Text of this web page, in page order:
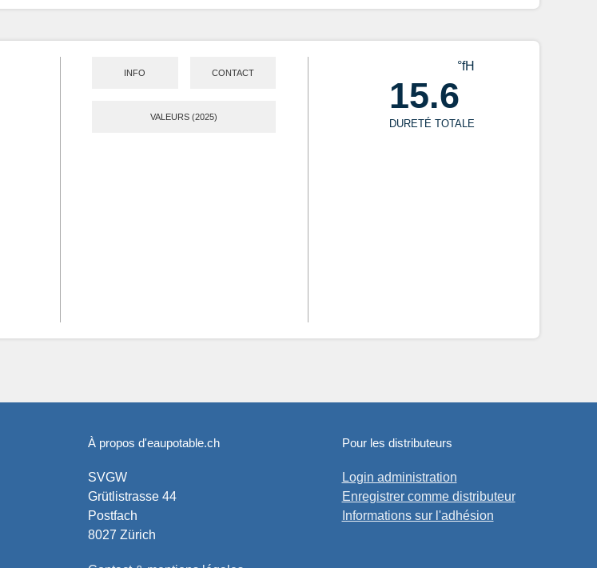
INFO CONTACT
VALEURS (2025)
°fH
15.6
DURETÉ TOTALE
À propos d'eaupotable.ch
SVGW
Grütlistrasse 44
Postfach
8027 Zürich
Pour les distributeurs
Login administration
Enregistrer comme distributeur
Informations sur l'adhésion